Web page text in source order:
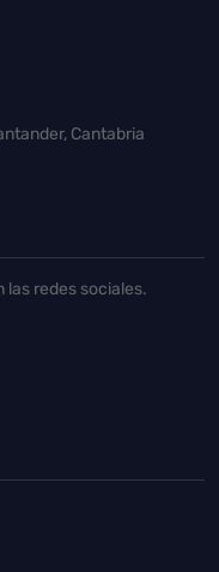
Cantabria
las redes sociales.